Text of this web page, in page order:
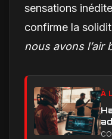
sensations
confirme la
nous avons l’air
À
et